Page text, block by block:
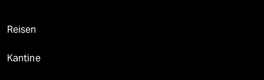
Reisen
Kantine